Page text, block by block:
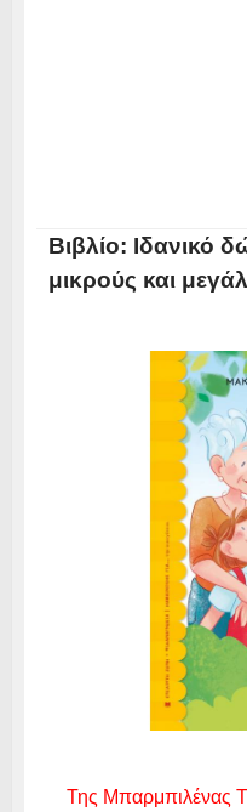
Βιβλίο: Ιδανικό
μικρούς και
Της Μπαρμπιλένας